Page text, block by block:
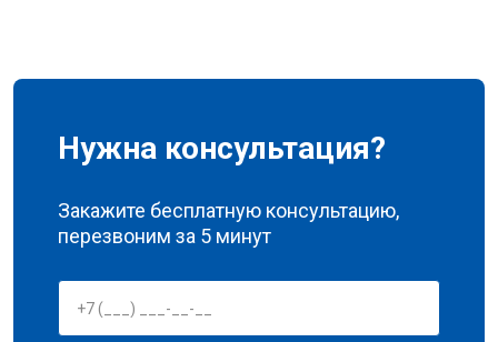
Нужна консультация?
Закажите бесплатную консультацию,
перезвоним за 5 минут